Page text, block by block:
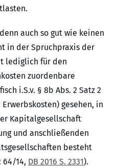
auch so gut wie keinen
in der Spruchpraxis der
lediglich für den
zuordenbare
i.S.v. § 8b Abs. 2 Satz 2
gesehen, in
Kapitalgesellschaft
und anschließenden
besteht
64/14, DB 2016 S. 2331).